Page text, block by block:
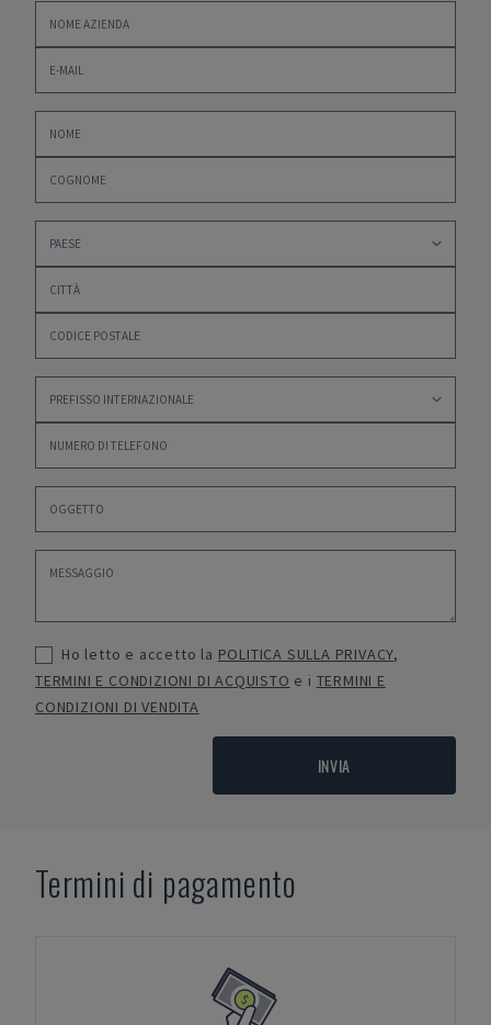
Ho letto e accetto la POLITICA SULLA PRIVACY,
TERMINI E CONDIZIONI DI ACQUISTO e i TERMINI E
CONDIZIONI DI VENDITA
INVIA
Termini di pagamento